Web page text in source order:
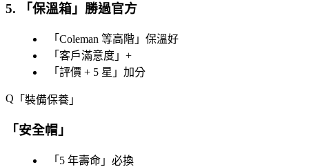
5. 「保溫箱 」勝過官方
「 Coleman 等高階 」保溫好
「 客戶滿意度 」+
「 評價 + 5 星 」加分
「 裝備保養 」
「 安全帽 」
「 5 年壽命 」必換